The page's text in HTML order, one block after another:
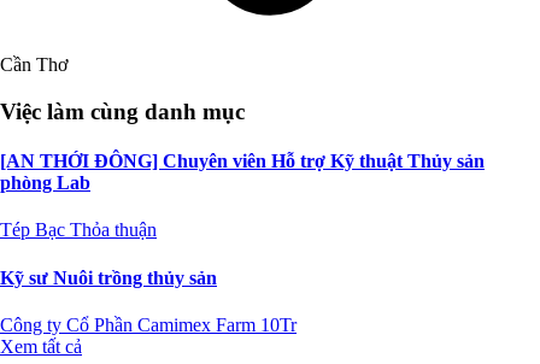
Cần Thơ
Việc làm cùng danh mục
[AN THỚI ĐÔNG] Chuyên viên Hỗ trợ Kỹ thuật Thủy sản
phòng Lab
Tép Bạc Thỏa thuận
Kỹ sư Nuôi trồng thủy sản
Công ty Cổ Phần Camimex Farm 10Tr
Xem tất cả